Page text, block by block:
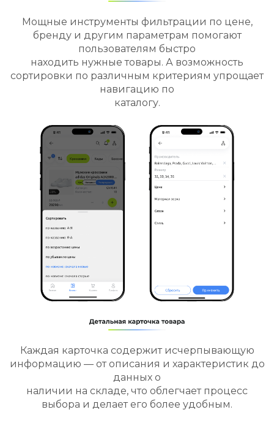
Мощные инструменты фильтрации по цене,
бренду и другим параметрам помогают
пользователям быстро
находить нужные товары. А возможность
сортировки по различным критериям упрощает
навигацию по
каталогу.
Каждая карточка содержит исчерпывающую
информацию — от описания и характеристик до
данных о
наличии на складе, что облегчает процесс
выбора и делает его более удобным.